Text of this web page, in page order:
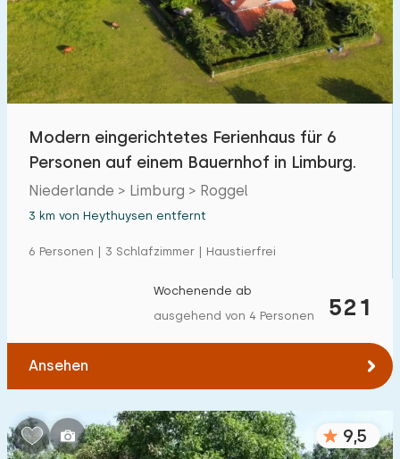
Schwimmbad 1
Eingezäunter Garten 6
Haustierfrei 10
Ladestation Auto
Budget
€ 0 — € 1000+
Mindestanzahl
Schlafzimmern:
1 2 3 4 5
Modern eingerichtetes Ferienhaus für 6
Personen auf einem Bauernhof in Limburg.
Niederlande > Limburg > Roggel
3 km von Heythuysen entfernt
6 Personen | 3 Schlafzimmer | Haustierfrei
521
Wochenende ab
ausgehend von 4 Personen
Ansehen
9,5